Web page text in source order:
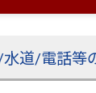
道/電話等